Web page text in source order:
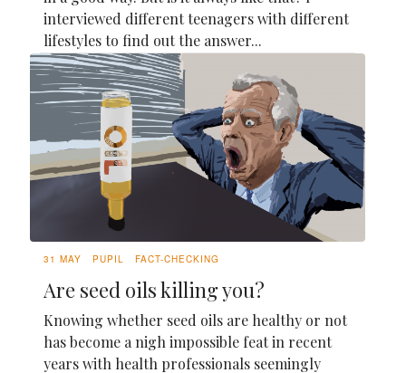
interviewed different teenagers with different
lifestyles to find out the answer...
31 MAY PUPIL FACT-CHECKING
Are seed oils killing you?
Knowing whether seed oils are healthy or not
has become a nigh impossible feat in recent
years with health professionals seemingly